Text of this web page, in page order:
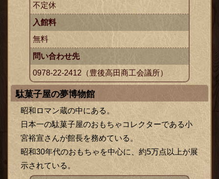
不定休
入館料
無料
問い合わせ先
0978-22-2412（豊後高田商工会議所）
駄菓子屋の夢博物館
昭和ロマン蔵の中にある。
日本一の駄菓子屋のおもちゃコレクターである小
宮裕宣さんが館長を務めている。
昭和30年代のおもちゃを中心に、約5万点以上が展
示されている。